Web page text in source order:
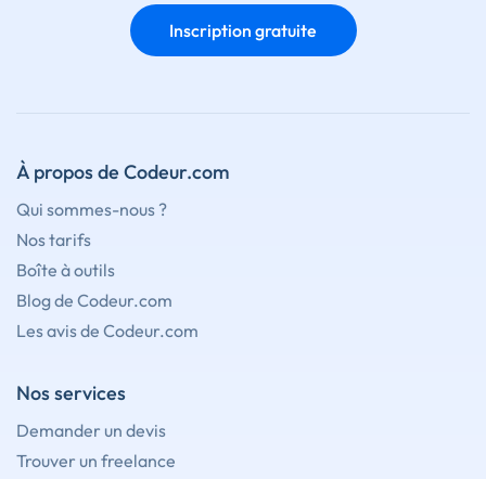
Inscription gratuite
À propos de Codeur.com
Qui sommes-nous ?
Nos tarifs
Boîte à outils
Blog de Codeur.com
Les avis de Codeur.com
Nos services
Demander un devis
Trouver un freelance